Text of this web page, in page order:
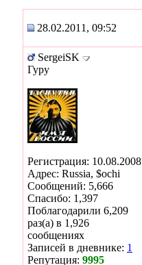
28.02.2011, 09:52
SergeiSK
Гуру
Регистрация: 10.08.2008
Адрес: Russia, $ochi
Сообщений: 5,666
Спасибо: 1,397
Поблагодарили 6,209
раз(а) в 1,926
сообщениях
Записей в дневнике: 1
Репутация: 9995